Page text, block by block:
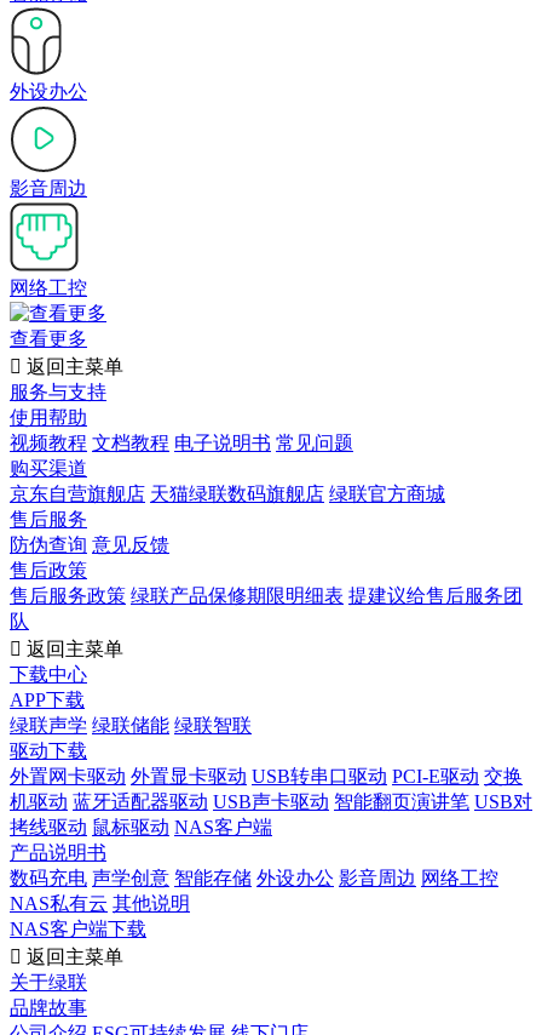
外设办公
影音周边
网络工控
查看更多
 返回主菜单
服务与支持
使用帮助
视频教程 文档教程 电子说明书 常见问题
购买渠道
京东自营旗舰店 天猫绿联数码旗舰店 绿联官方商城
售后服务
防伪查询 意见反馈
售后政策
售后服务政策 绿联产品保修期限明细表 提建议给售后服务团
队
 返回主菜单
下载中心
APP下载
绿联声学 绿联储能 绿联智联
驱动下载
外置网卡驱动 外置显卡驱动 USB转串口驱动 PCI-E驱动 交换
机驱动 蓝牙适配器驱动 USB声卡驱动 智能翻页演讲笔 USB对
拷线驱动 鼠标驱动 NAS客户端
产品说明书
数码充电 声学创意 智能存储 外设办公 影音周边 网络工控
NAS私有云 其他说明
NAS客户端下载
 返回主菜单
关于绿联
品牌故事